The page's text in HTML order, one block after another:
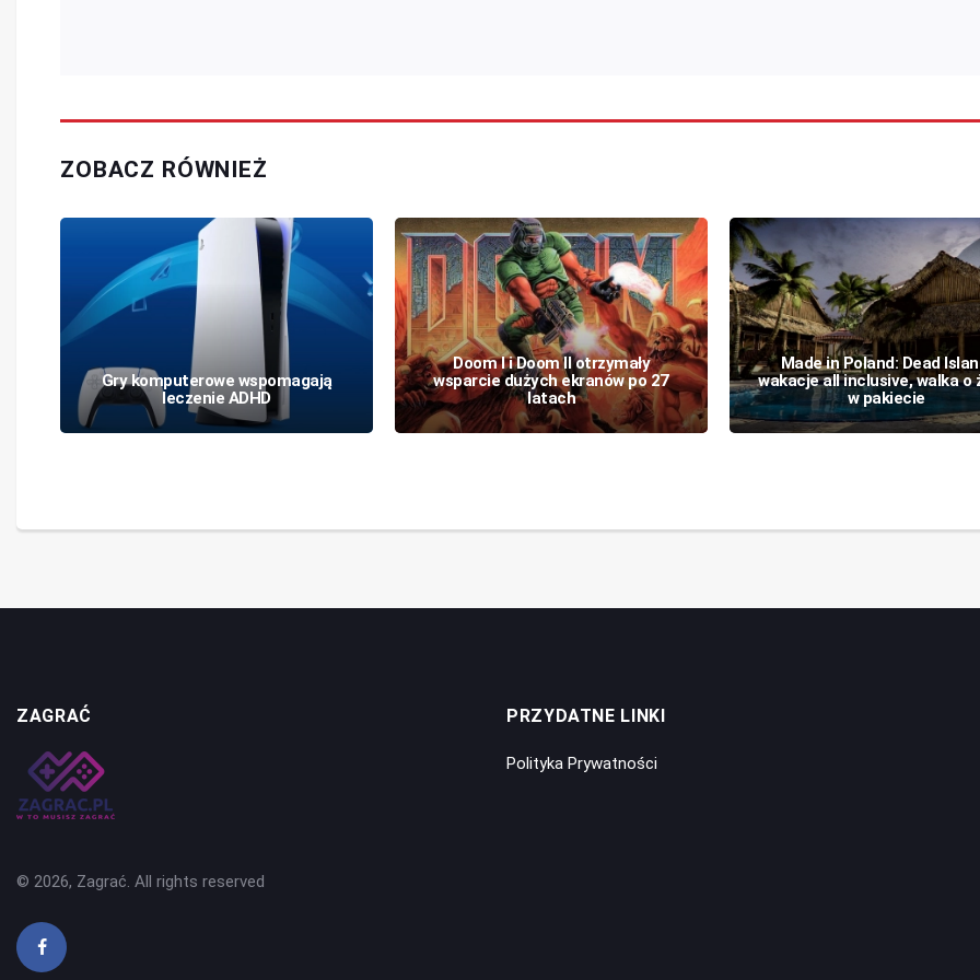
ZOBACZ RÓWNIEŻ
Gry komputerowe wspomagają
leczenie ADHD
Doom I i Doom II otrzymały
wsparcie dużych ekranów po 27
latach
Made in Poland: Dead
wakacje all inclusive, walka o
w pakiecie
ZAGRAĆ
© 2026, Zagrać. All rights reserved
PRZYDATNE LINKI
Polityka Prywatności